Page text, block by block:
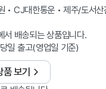
• CJ대한통운 • 제주/도서산
서 배송되는 상품입니다.
일 출고(영업일 기준)
보기